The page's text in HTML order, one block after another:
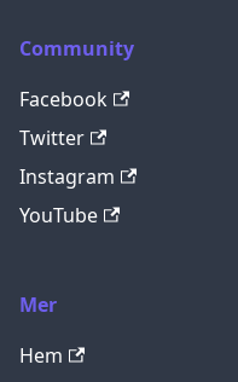
Community
Facebook
Twitter
Instagram
YouTube
Mer
Hem